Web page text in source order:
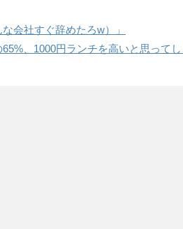
会社すぐ辞めたろw）」
65%、1000円ランチを高いと思って